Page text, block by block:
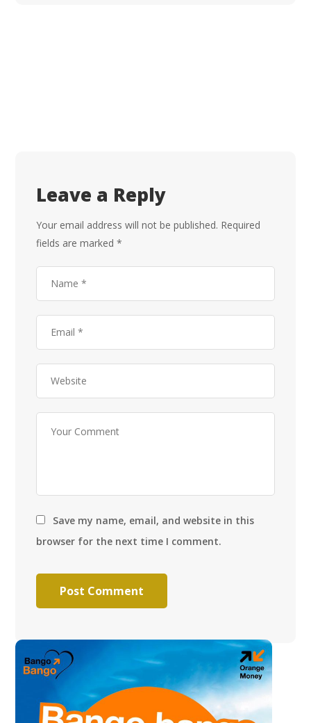
Leave a Reply
Your email address will not be published. Required
fields are marked*
Save my name, email, and website in this
browser for the next time I comment.